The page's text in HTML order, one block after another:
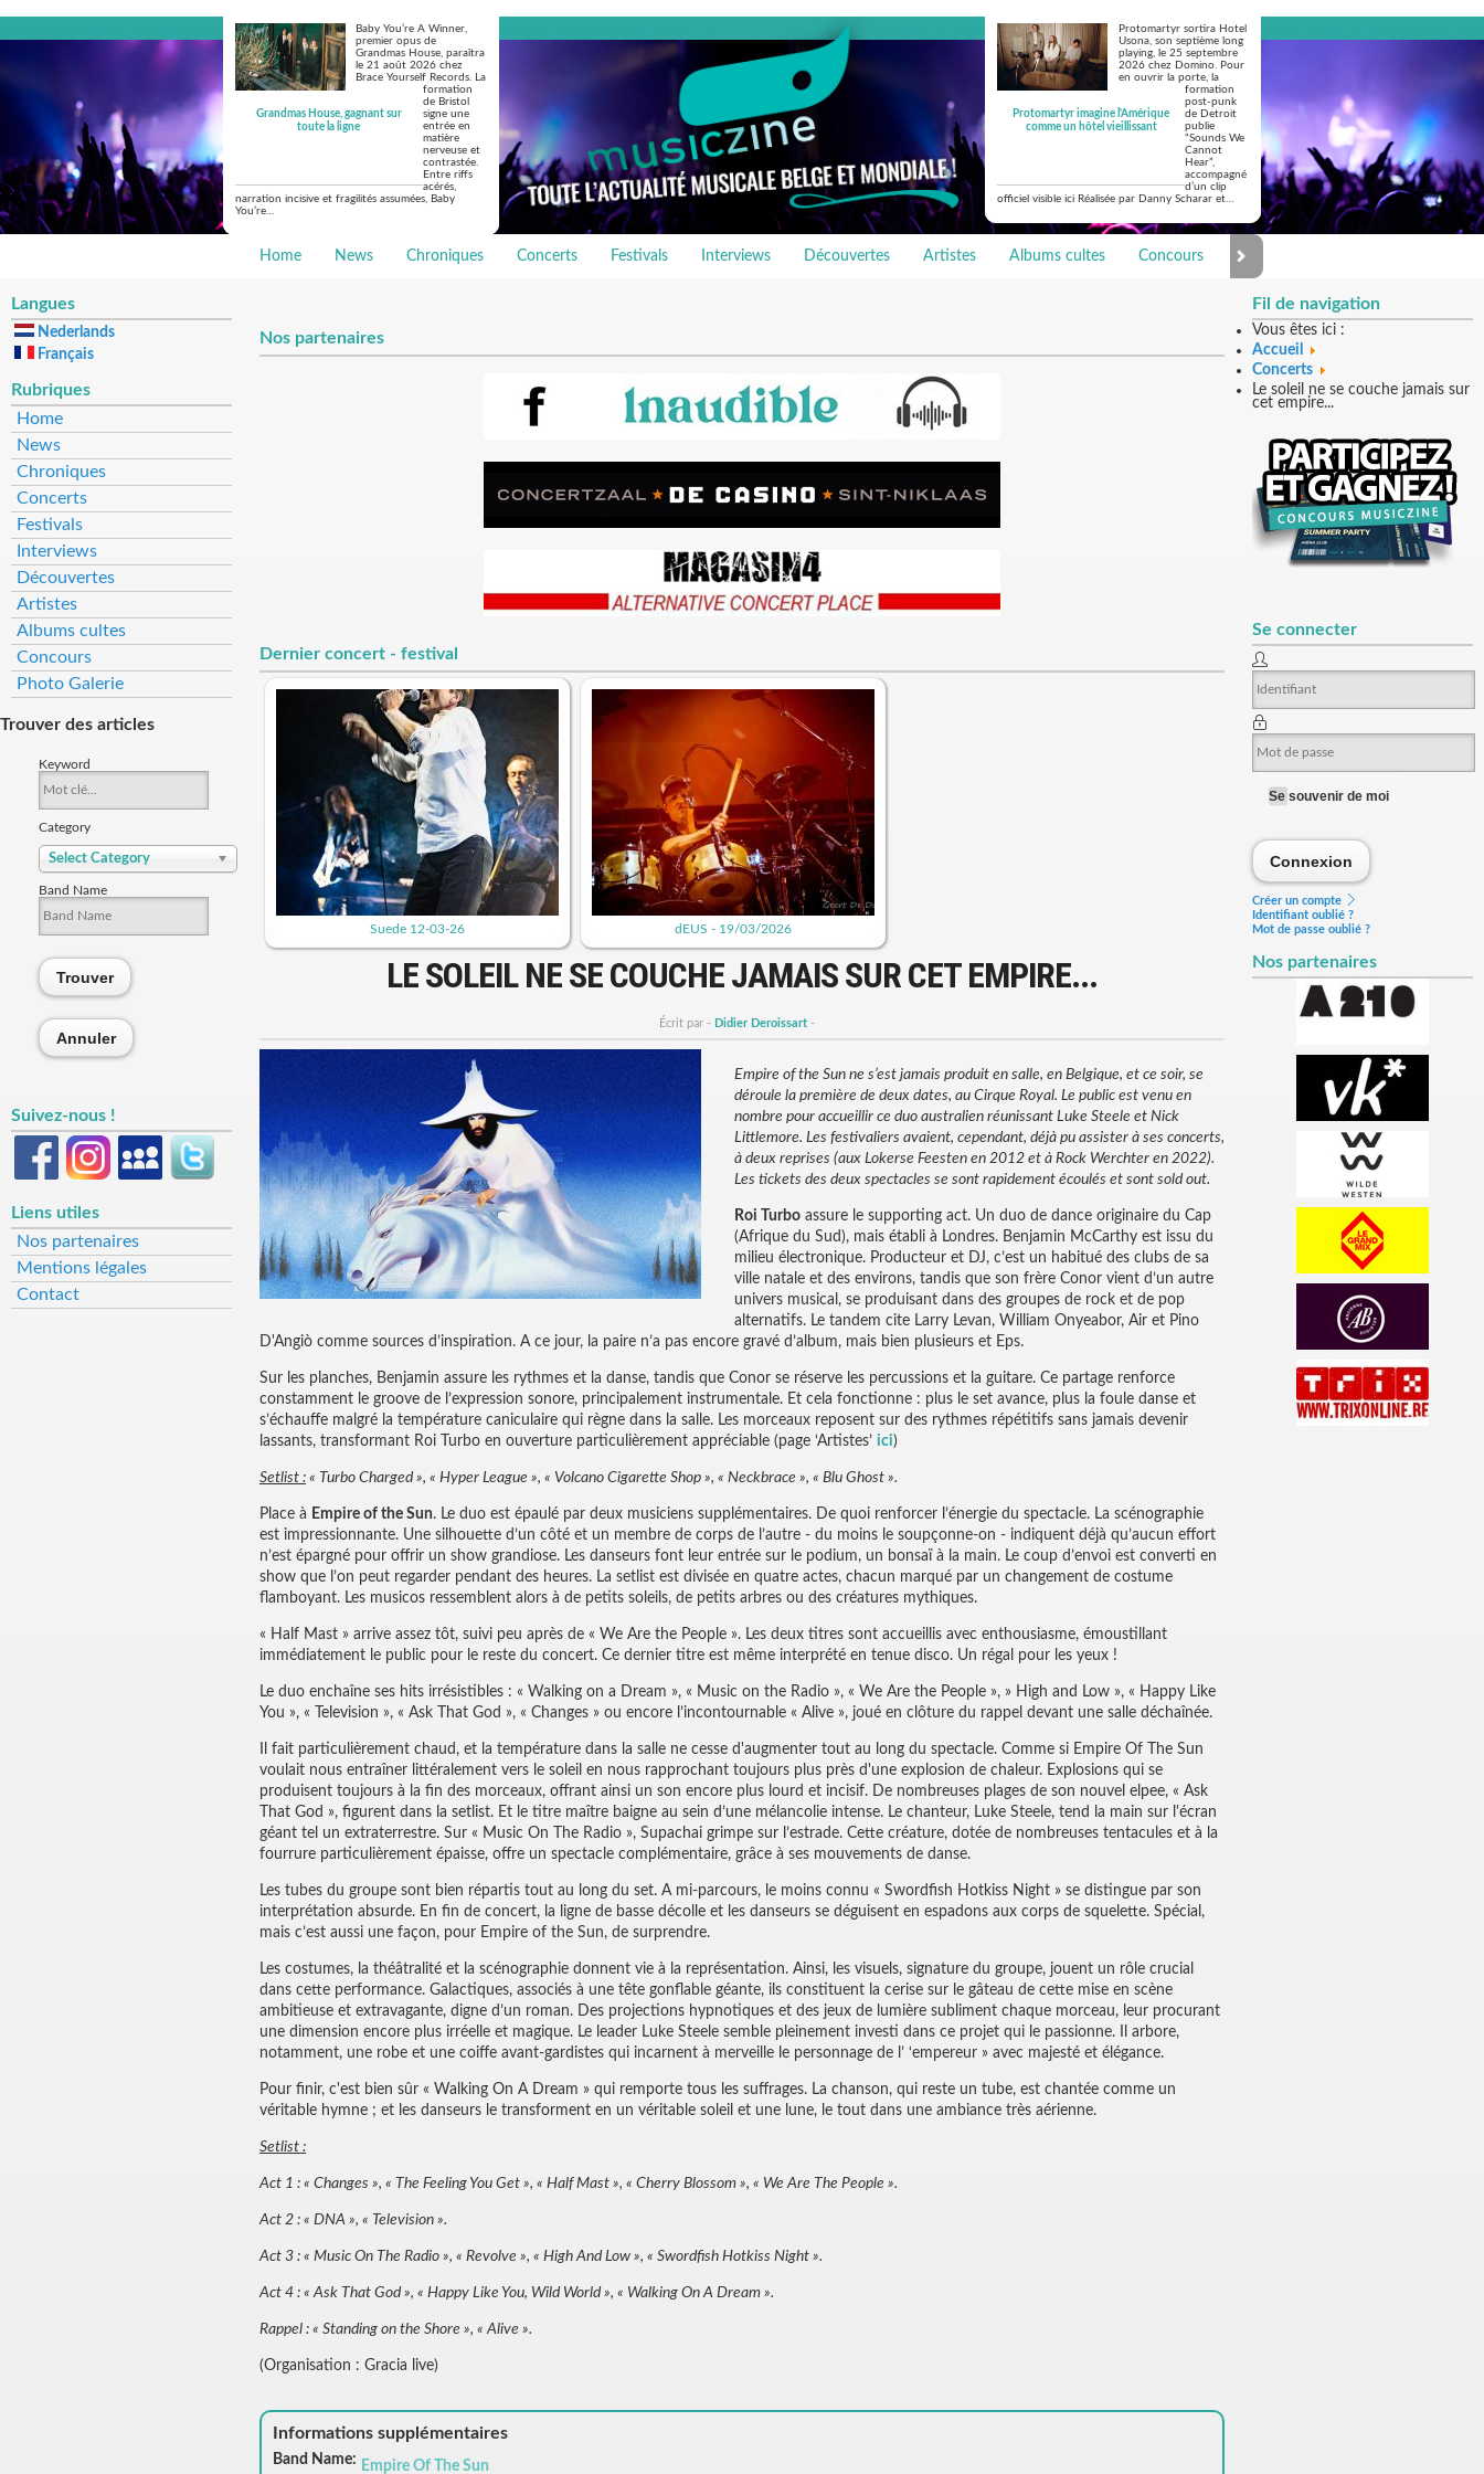
Grandmas House, gagnant sur
toute la ligne
Baby You’re A Winner,
premier opus de
Grandmas House, paraîtra
le 21 août 2026 chez
Brace Yourself Records. La
formation
de Bristol
signe une
entrée en
matière
nerveuse et
contrastée.
Entre riffs
acérés,
narration incisive et fragilités assumées, Baby
You’re…
Protomartyr imagine l'Amérique
comme un hôtel vieillissant
Protomartyr sortira Hotel
Usona, son septième long
playing, le 25 septembre
2026 chez Domino. Pour
en ouvrir la porte, la
formation
post-punk
de Detroit
publie
“Sounds We
Cannot
Hear”,
accompagné
d’un clip
officiel visible ici Réalisée par Danny Scharar et…
Home News Chroniques Concerts Festivals Interviews Découvertes Artistes Albums cultes Concours Photo Galerie
Langues
Nederlands
Français
Rubriques
Home
News
Chroniques
Concerts
Festivals
Interviews
Découvertes
Artistes
Albums cultes
Concours
Photo Galerie
Trouver des articles
Keyword
Category
Select Category
Band Name
Trouver
Annuler
Suivez-nous !
Liens utiles
Nos partenaires
Mentions légales
Contact
Fil de navigation
Vous êtes ici :
Accueil
Concerts
Le soleil ne se couche jamais sur
cet empire...
Se connecter
Se souvenir de moi
Connexion
Créer un compte
Identifiant oublié ?
Mot de passe oublié ?
Nos partenaires
Nos partenaires
Dernier concert - festival
Suede 12-03-26 dEUS - 19/03/2026
LE SOLEIL NE SE COUCHE JAMAIS SUR CET EMPIRE...
Écrit par - Didier Deroissart-
Empire of the Sun ne s’est jamais produit en salle, en Belgique, et ce soir, se
déroule la première de deux dates, au Cirque Royal. Le public est venu en
nombre pour accueillir ce duo australien réunissant Luke Steele et Nick
Littlemore. Les festivaliers avaient, cependant, déjà pu assister à ses concerts,
à deux reprises (aux Lokerse Feesten en 2012 et à Rock Werchter en 2022).
Les tickets des deux spectacles se sont rapidement écoulés et sont sold out.
Roi Turbo assure le supporting act. Un duo de dance originaire du Cap
(Afrique du Sud), mais établi à Londres. Benjamin McCarthy est issu du
milieu électronique. Producteur et DJ, c’est un habitué des clubs de sa
ville natale et des environs, tandis que son frère Conor vient d’un autre
univers musical, se produisant dans des groupes de rock et de pop
alternatifs. Le tandem cite Larry Levan, William Onyeabor, Air et Pino
D'Angiò comme sources d’inspiration. A ce jour, la paire n’a pas encore gravé d’album, mais bien plusieurs et Eps.
Sur les planches, Benjamin assure les rythmes et la danse, tandis que Conor se réserve les percussions et la guitare. Ce partage renforce
constamment le groove de l’expression sonore, principalement instrumentale. Et cela fonctionne : plus le set avance, plus la foule danse et
s’échauffe malgré la température caniculaire qui règne dans la salle. Les morceaux reposent sur des rythmes répétitifs sans jamais devenir
lassants, transformant Roi Turbo en ouverture particulièrement appréciable (page ‘Artistes’ ici)
Setlist : « Turbo Charged », « Hyper League », « Volcano Cigarette Shop », « Neckbrace », « Blu Ghost ».
Place à Empire of the Sun. Le duo est épaulé par deux musiciens supplémentaires. De quoi renforcer l’énergie du spectacle. La scénographie
est impressionnante. Une silhouette d’un côté et un membre de corps de l’autre - du moins le soupçonne-on - indiquent déjà qu’aucun effort
n’est épargné pour offrir un show grandiose. Les danseurs font leur entrée sur le podium, un bonsaï à la main. Le coup d’envoi est converti en
show que l’on peut regarder pendant des heures. La setlist est divisée en quatre actes, chacun marqué par un changement de costume
flamboyant. Les musicos ressemblent alors à de petits soleils, de petits arbres ou des créatures mythiques.
« Half Mast » arrive assez tôt, suivi peu après de « We Are the People ». Les deux titres sont accueillis avec enthousiasme, émoustillant
immédiatement le public pour le reste du concert. Ce dernier titre est même interprété en tenue disco. Un régal pour les yeux !
Le duo enchaîne ses hits irrésistibles : « Walking on a Dream », « Music on the Radio », « We Are the People », » High and Low », « Happy Like
You », « Television », « Ask That God », « Changes » ou encore l’incontournable « Alive », joué en clôture du rappel devant une salle déchaînée.
Il fait particulièrement chaud, et la température dans la salle ne cesse d'augmenter tout au long du spectacle. Comme si Empire Of The Sun
voulait nous entraîner littéralement vers le soleil en nous rapprochant toujours plus près d'une explosion de chaleur. Explosions qui se
produisent toujours à la fin des morceaux, offrant ainsi un son encore plus lourd et incisif. De nombreuses plages de son nouvel elpee, « Ask
That God », figurent dans la setlist. Et le titre maître baigne au sein d’une mélancolie intense. Le chanteur, Luke Steele, tend la main sur l'écran
géant tel un extraterrestre. Sur « Music On The Radio », Supachai grimpe sur l’estrade. Cette créature, dotée de nombreuses tentacules et à la
fourrure particulièrement épaisse, offre un spectacle complémentaire, grâce à ses mouvements de danse.
Les tubes du groupe sont bien répartis tout au long du set. A mi-parcours, le moins connu « Swordfish Hotkiss Night » se distingue par son
interprétation absurde. En fin de concert, la ligne de basse décolle et les danseurs se déguisent en espadons aux corps de squelette. Spécial,
mais c’est aussi une façon, pour Empire of the Sun, de surprendre.
Les costumes, la théâtralité et la scénographie donnent vie à la représentation. Ainsi, les visuels, signature du groupe, jouent un rôle crucial
dans cette performance. Galactiques, associés à une tête gonflable géante, ils constituent la cerise sur le gâteau de cette mise en scène
ambitieuse et extravagante, digne d’un roman. Des projections hypnotiques et des jeux de lumière subliment chaque morceau, leur procurant
une dimension encore plus irréelle et magique. Le leader Luke Steele semble pleinement investi dans ce projet qui le passionne. Il arbore,
notamment, une robe et une coiffe avant-gardistes qui incarnent à merveille le personnage de l’ ‘empereur » avec majesté et élégance.
Pour finir, c'est bien sûr « Walking On A Dream » qui remporte tous les suffrages. La chanson, qui reste un tube, est chantée comme un
véritable hymne ; et les danseurs le transforment en un véritable soleil et une lune, le tout dans une ambiance très aérienne.
Setlist :
Act 1 : « Changes », « The Feeling You Get », « Half Mast », « Cherry Blossom », « We Are The People ».
Act 2 : « DNA », « Television ».
Act 3 : « Music On The Radio », « Revolve », « High And Low », « Swordfish Hotkiss Night ».
Act 4 : « Ask That God », « Happy Like You, Wild World », « Walking On A Dream ».
Rappel : « Standing on the Shore », « Alive ».
(Organisation : Gracia live)
Informations supplémentaires
Band Name: Empire Of The Sun